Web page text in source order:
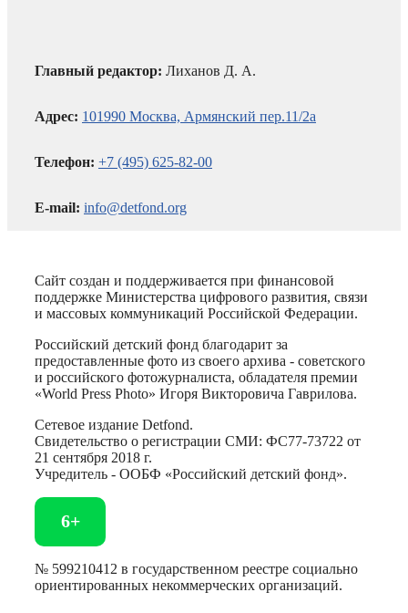
Главный редактор: Лиханов Д. А.
Адрес: 101990 Москва, Армянский пер.11/2а
Телефон: +7 (495) 625-82-00
E-mail: info@detfond.org
Сайт создан и поддерживается при финансовой
поддержке Министерства цифрового развития, связи
и массовых коммуникаций Российской Федерации.
Российский детский фонд благодарит за
предоставленные фото из своего архива - советского
и российского фотожурналиста, обладателя премии
«World Press Photo» Игоря Викторовича Гаврилова.
Сетевое издание Detfond.
Свидетельство о регистрации СМИ: ФС77-73722 от
21 сентября 2018 г.
Учредитель - ООБФ «Российский детский фонд».
6+
№ 599210412 в государственном реестре социально
ориентированных некоммерческих организаций.